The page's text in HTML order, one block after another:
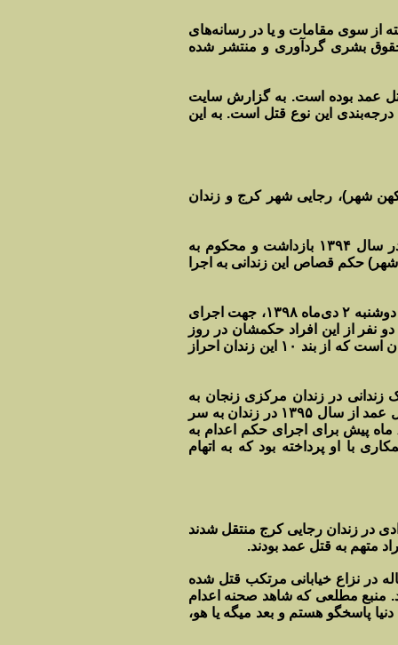
از سوی مقامات و یا در رسانه‌های
حقوق بشری گردآوری و منتشر شده
عمد بوده است. به گزارش سایت
این نوع قتل است. به این
زندان‌های: سیرجان (کهن شهر)، رجایی شهر کرج و زندان
بنا به گزارش رکنا، «م. الف» متهم به «۳ فقره قتل» پس از ده سال تعقیب در سال ۱۳۹۴ بازداشت و محکوم به
در زندان سیرجان (کهن‌شهر) حکم قصاص این زندانی به اجرا
سازمان حقوق بشر ایران، گزارش کرده است که دست کم سه نفر در صبح روز دوشنبه ۲ دی‌ماه ۱۳۹۸، جهت اجرای
از این افراد حکمشان در روز
چهارشنبه ۴ دی‌ماه ۱۳۹۸، به اجرا درآمد. فریبرز گودرزی یکی از این اعدام شدگان است که از بند ۱۰ این زندان احراز
جاری، حکم اعدام یک زندانی در زندان مرکزی زنجان به
اجرا در‌آمد. این زندانی به نام محمد‌علی آرامش، ۳۵ ساله و اهل ابهر، به اتهام قتل عمد از سال ۱۳۹۵ در زندان به سر
می‌برد. این زندانی که پس از صدور حکم به زندان ابهر منتقل شده بود، حدودا ۸ ماه پیش برای اجرای حکم اعدام به
با او پرداخته بود که به اتهام
زندانیان به سلول انفرادی در زندان رجایی کرج منتقل شدند
زندانیان به نام‌های حسین غلامی، ۲۸ ساله و سامان دوستی، ۳۰ ساله در نزاع خیابانی مرتکب قتل شده
کرده بود. منبع مطلعی که شاهد صحنه اعدام
پاسخگو هستم و بعد میگه یا هو،